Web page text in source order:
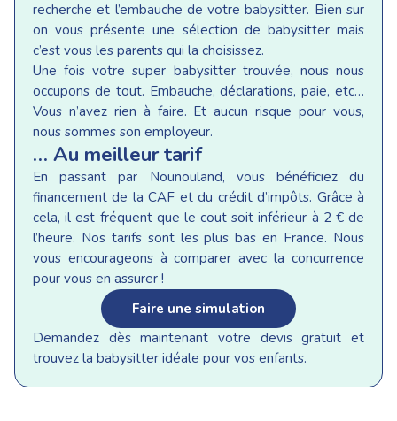
recherche et l’embauche de votre babysitter. Bien sur
on vous présente une sélection de babysitter mais
c’est vous les parents qui la choisissez.
Une fois votre super babysitter trouvée, nous nous
occupons de tout. Embauche, déclarations, paie, etc…
Vous n’avez rien à faire. Et aucun risque pour vous,
nous sommes son employeur.
… Au meilleur tarif
En passant par Nounouland, vous bénéficiez du
financement de la CAF et du crédit d’impôts. Grâce à
cela, il est fréquent que le cout soit inférieur à 2 € de
l’heure. Nos tarifs sont les plus bas en France. Nous
vous encourageons à comparer avec la concurrence
pour vous en assurer !
Faire une simulation
Demandez dès maintenant votre devis gratuit et
trouvez la babysitter idéale pour vos enfants.